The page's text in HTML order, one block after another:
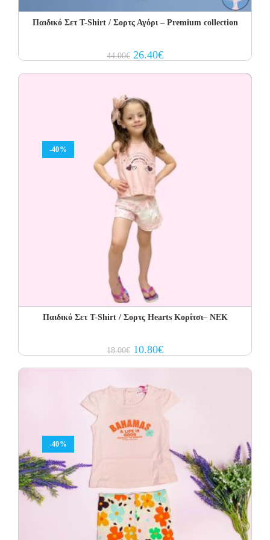
Παιδικό Σετ T-Shirt / Σορτς Αγόρι – Premium collection
44.00€ Original
price
26.40€Current
price
-40%
Παιδικό Σετ T-Shirt / Σορτς Hearts Κορίτσι– NEK
18.00€ Original
price
10.80€Current
price
-40%